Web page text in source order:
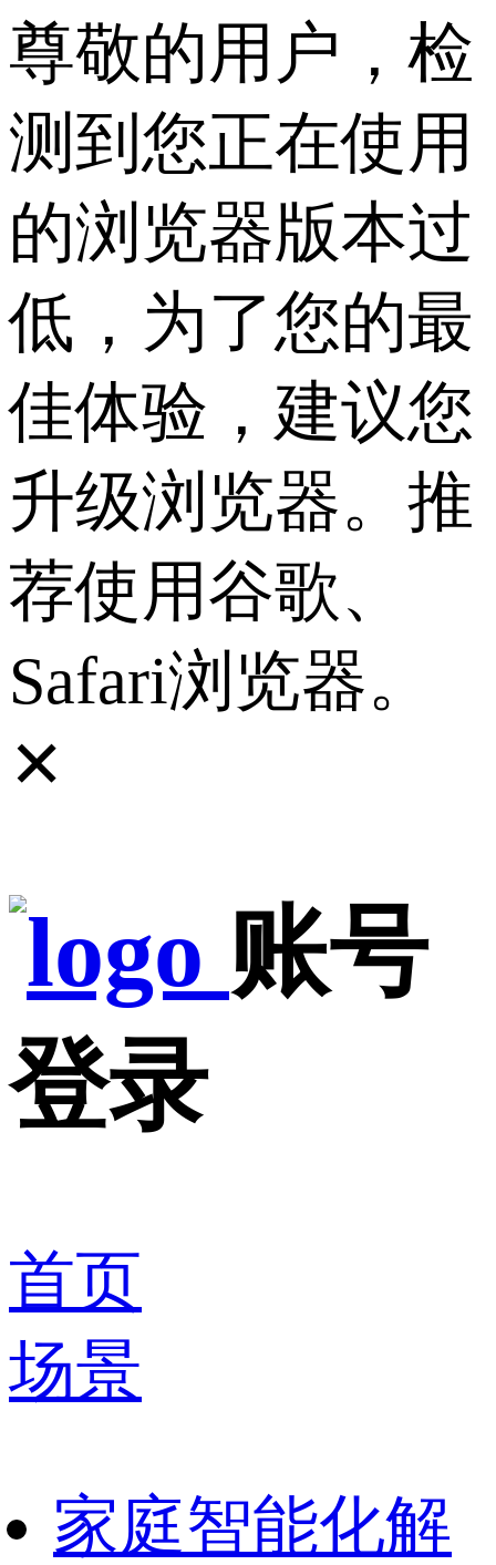
尊敬的用户，检
测到您正在使用
的浏览器版本过
低，为了您的最
佳体验，建议您
升级浏览器。推
荐使用谷歌、
Safari浏览器。
✕
账号
登录
首页
场景
家庭智能化解